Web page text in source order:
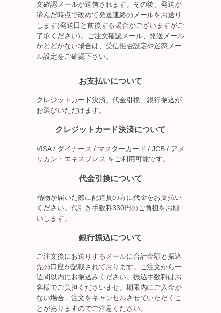
文確認メールが送信されます。その後、発送が
済んだ時点で改めて発送連絡のメールをお送り
します(発送日と前後する場合がございますがご
了承ください)。ご注文確認メール、発送メール
がとどかない場合は、受信拒否設定や迷惑メー
ル設定をご確認下さい。
お支払いについて
クレジットカード決済、代金引換、銀行振込が
お選びいただけます。
クレジットカード決済について
VISA / ダイナース / マスターカード / JCB / アメ
リカン・エキスプレス をご利用可能です。
代金引換について
品物が届いた際に配達員の方に代金をお支払い
ください。代引き手数料330円のご負担をお願
いします。
銀行振込について
ご注文後にお送りするメールに合計金額と振込
先の口座が記載されております。ご注文から一
週間以内にお振込みください。振込手数料はお
客様でご負担くださいませ。期限内にご入金が
ない場合、注文をキャンセルさせていただくこ
とがありますのでご注意ください。